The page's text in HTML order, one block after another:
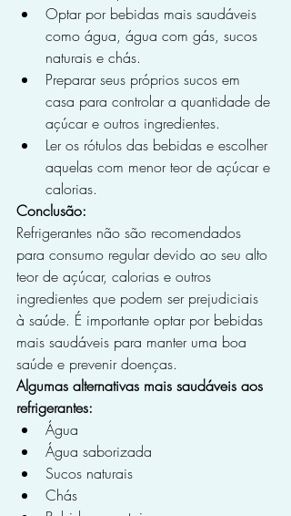
Optar por bebidas mais saudáveis
como água, água com gás, sucos
naturais e chás.
Preparar seus próprios sucos em
casa para controlar a quantidade de
açúcar e outros ingredientes.
Ler os rótulos das bebidas e escolher
aquelas com menor teor de açúcar e
calorias.
Conclusão:
Refrigerantes não são recomendados
para consumo regular devido ao seu alto
teor de açúcar, calorias e outros
ingredientes que podem ser prejudiciais
à saúde. É importante optar por bebidas
mais saudáveis para manter uma boa
saúde e prevenir doenças.
Algumas alternativas mais saudáveis aos
refrigerantes:
Água
Água saborizada
Sucos naturais
Chás